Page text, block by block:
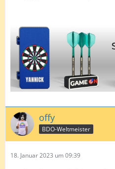
offy
BDO-Weltmeister
18. Januar 2023 um 09:39